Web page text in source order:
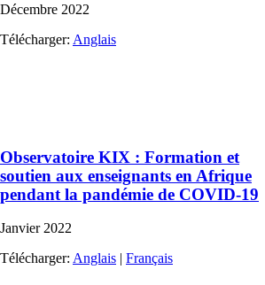
Décembre 2022
Télécharger: Anglais
Observatoire KIX : Formation et
soutien aux enseignants en Afrique
pendant la pandémie de COVID-19
Janvier 2022
Télécharger: Anglais | Français